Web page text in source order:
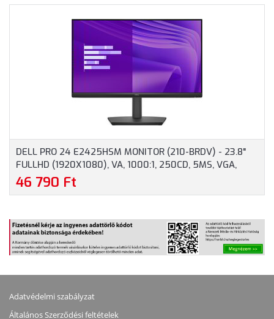
GARANCIA, FEKETE
1500:1, 7 MS, USB-C, 3
ÉV GARANCIA, SZÜRKE
SZÍNBEN
DELL PRO 24 E2425HSM MONITOR (210-BRDV) - 23.8"
FULLHD (1920X1080), VA, 1000:1, 250CD, 5MS, VGA,
HDMI, DISPLAYPORT, 3 ÉV GARANCIA, FEKETE SZÍNBEN
46 790 Ft
Adatvédelmi szabályzat
Általános Szerződési feltételek